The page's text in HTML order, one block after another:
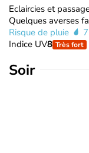
Eclaircies et
Quelques averses
Risque de pluie
Indice UV8 Très fort
Soir